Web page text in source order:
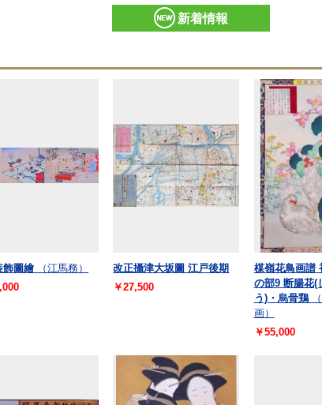
新着情報
飾圖繪
（江馬務）
改正攝津大坂圖 江戸後期
￥27,500
楳嶺花鳥画譜
の部9 断腸花(
う)・烏骨鶏
画）
￥55,000